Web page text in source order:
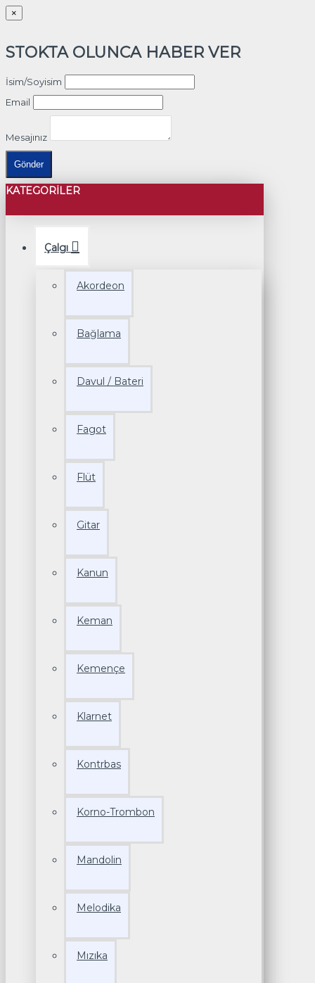
×
STOKTA OLUNCA HABER VER
İsim/Soyisim
Email
Mesajınız
Gönder
KATEGORILER
Çalgı
Akordeon
Bağlama
Davul / Bateri
Fagot
Flüt
Gitar
Kanun
Keman
Kemençe
Klarnet
Kontrbas
Korno-Trombon
Mandolin
Melodika
Mızıka